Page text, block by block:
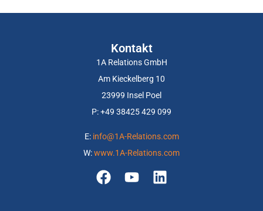
Kontakt
1A Relations GmbH
Am Kieckelberg 10
23999 Insel Poel
P: +49 38425 429 099
E: info@1A-Relations.com
W:www.1A-Relations.com